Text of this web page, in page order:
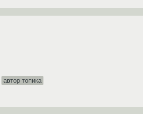
автор топика